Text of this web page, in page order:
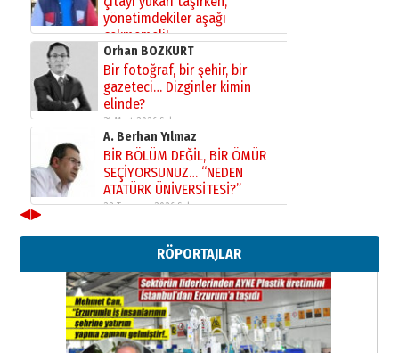
yönetimdekiler aşağı
çekmemeli!
17 Şubat 2026 SalıOrhan BOZKURT
Bir fotoğraf, bir şehir, bir
gazeteci… Dizginler kimin
elinde?
31 Mart 2026 Salı
A. Berhan Yılmaz
BİR BÖLÜM DEĞİL, BİR ÖMÜR
SEÇİYORSUNUZ… “NEDEN
ATATÜRK ÜNİVERSİTESİ?”
28 Temmuz 2026 Salı
Ahmed Yesevi’den bir Alperen…
”Reisimiz” idi… Hakka yürüdü.!
26 Mart 2026 Perşembe
Cem Bakırcı
Ardında bıraktığı hatıralarıyla
gönül adamı Faruk Terzioğlu!
◀▶
RÖPORTAJLAR